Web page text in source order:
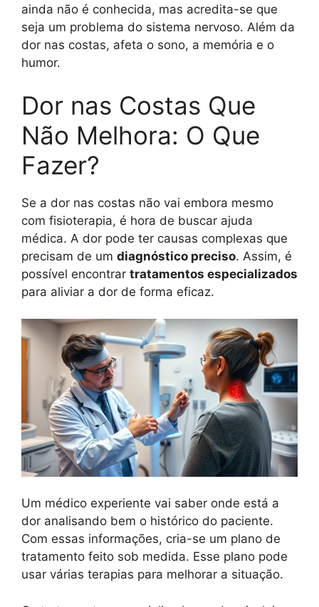
ainda não é conhecida, mas acredita-se que
seja um problema do sistema nervoso. Além da
dor nas costas, afeta o sono, a memória e o
humor.
Dor nas Costas Que
Não Melhora: O Que
Fazer?
Se a dor nas costas não vai embora mesmo
com fisioterapia, é hora de buscar ajuda
médica. A dor pode ter causas complexas que
precisam de um diagnóstico preciso. Assim, é
possível encontrar tratamentos especializados
para aliviar a dor de forma eficaz.
Um médico experiente vai saber onde está a
dor analisando bem o histórico do paciente.
Com essas informações, cria-se um plano de
tratamento feito sob medida. Esse plano pode
usar várias terapias para melhorar a situação.